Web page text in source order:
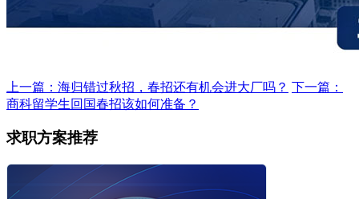
上一篇：海归错过秋招，春招还有机会进大厂吗？ 下一篇：
商科留学生回国春招该如何准备？
求职方案推荐